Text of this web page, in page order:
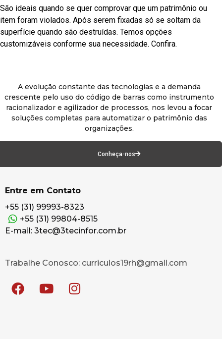
São ideais quando se quer comprovar que um patrimônio ou
item foram violados. Após serem fixadas só se soltam da
superfície quando são destruídas. Temos opções
customizáveis conforme sua necessidade. Confira.
A evolução constante das tecnologias e a demanda
crescente pelo uso do código de barras como instrumento
racionalizador e agilizador de processos, nos levou a focar
soluções completas para automatizar o patrimônio das
organizações.
Conheça-nos
Entre em Contato
+55 (31) 99993-8323
+55 (31) 99804-8515
E-mail: 3tec@3tecinfor.com.br
Trabalhe Conosco: curriculos19rh@gmail.com